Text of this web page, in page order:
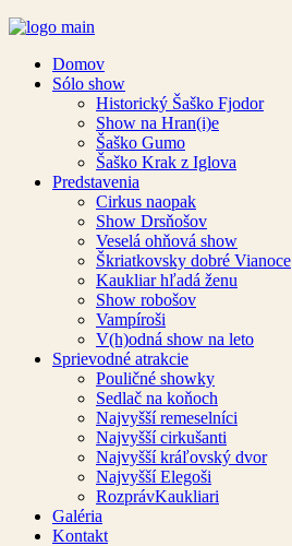
Domov
Sólo show
Historický Šaško Fjodor
Show na Hran(i)e
Šaško Gumo
Šaško Krak z Iglova
Predstavenia
Cirkus naopak
Show Drsňošov
Veselá ohňová show
Škriatkovsky dobré Vianoce
Kaukliar hľadá ženu
Show robošov
Vampíroši
V(h)odná show na leto
Sprievodné atrakcie
Pouličné showky
Sedlač na koňoch
Najvyšší remeselníci
Najvyšší cirkušanti
Najvyšší kráľovský dvor
Najvyšší Elegoši
RozprávKaukliari
Galéria
Kontakt